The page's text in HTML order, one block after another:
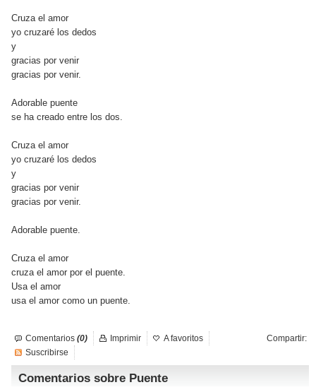
Cruza el amor
yo cruzaré los dedos
y
gracias por venir
gracias por venir.
Adorable puente
se ha creado entre los dos.
Cruza el amor
yo cruzaré los dedos
y
gracias por venir
gracias por venir.
Adorable puente.
Cruza el amor
cruza el amor por el puente.
Usa el amor
usa el amor como un puente.
Comentarios (0) Compartir:
Imprimir
A favoritos
Suscribirse
Comentarios sobre Puente